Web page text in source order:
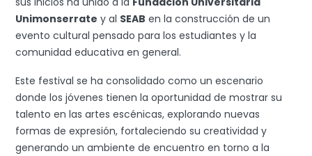
Unimonserrate y al SEAB en la construcción de un
evento cultural pensado para los estudiantes y la
comunidad educativa en general.
Este festival se ha consolidado como un escenario
donde los jóvenes tienen la oportunidad de mostrar su
talento en las artes escénicas, explorando nuevas
formas de expresión, fortaleciendo su creatividad y
generando un ambiente de encuentro en torno a la